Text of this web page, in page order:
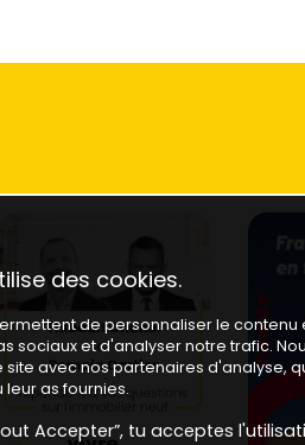
des cookies.
de personnaliser le
sociaux et d'analyser notre trafic.
site avec nos partenaires d'analyse,
as fournies.
Accepter”, tu acceptes